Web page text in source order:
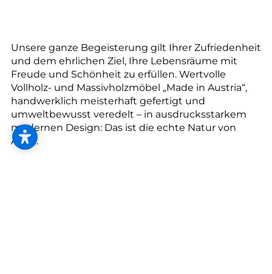
--
Unsere ganze Begeisterung gilt Ihrer Zufriedenheit
und dem ehrlichen Ziel, Ihre Lebensräume mit
Freude und Schönheit zu erfüllen. Wertvolle
Vollholz- und Massivholzmöbel „Made in Austria“,
handwerklich meisterhaft gefertigt und
umweltbewusst veredelt – in ausdrucksstarkem
modernen Design: Das ist die echte Natur von
Anrei.